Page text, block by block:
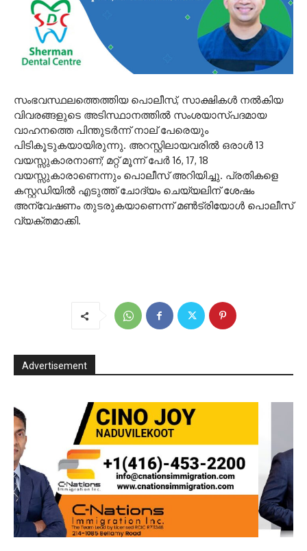
സംഭവസ്ഥലത്തെത്തിയ പൊലീസ്, സാക്ഷികൾ നൽകിയ
വിവരങ്ങളുടെ അടിസ്ഥാനത്തിൽ സംശയാസ്പദമായ
വാഹനത്തെ പിന്തുടർന്ന് നാല് പേരെയും
പിടികൂടുകയായിരുന്നു. അറസ്റ്റിലായവരിൽ ഒരാൾ 13
വയസ്സുകാരനാണ്; മറ്റ് മൂന്ന് പേർ 16, 17, 18
വയസ്സുകാരാണെന്നും പൊലീസ് അറിയിച്ചു. പ്രതികളെ
കസ്റ്റഡിയിൽ എടുത്ത് ചോദ്യം ചെയ്യലിന് ശേഷം
അന്വേഷണം തുടരുകയാണെന്ന് മൺട്രിയോൾ പൊലീസ്
വ്യക്തമാക്കി.
Advertisement